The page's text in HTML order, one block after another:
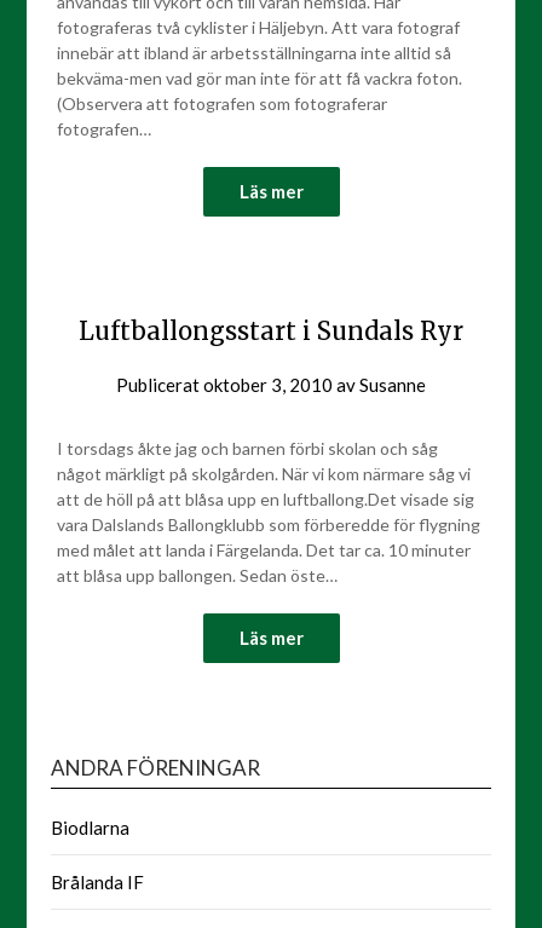
fotograferas två cyklister i Häljebyn. Att vara fotograf
innebär att ibland är arbetsställningarna inte alltid så
bekväma-men vad gör man inte för att få vackra foton.
(Observera att fotografen som fotograferar
fotografen…
Läs mer
Luftballongsstart i Sundals Ryr
Publiceratoktober 3, 2010 avSusanne
I torsdags åkte jag och barnen förbi skolan och såg
något märkligt på skolgården. När vi kom närmare såg vi
att de höll på att blåsa upp en luftballong.Det visade sig
vara Dalslands Ballongklubb som förberedde för flygning
med målet att landa i Färgelanda. Det tar ca. 10 minuter
att blåsa upp ballongen. Sedan öste…
Läs mer
ANDRA FÖRENINGAR
Biodlarna
Brålanda IF